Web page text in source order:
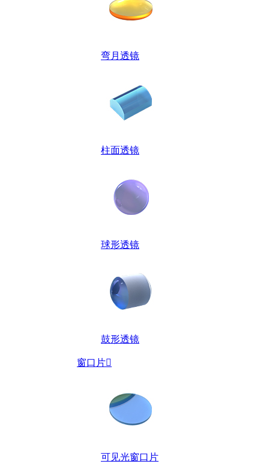
弯月透镜
柱面透镜
球形透镜
鼓形透镜
窗口片
可见光窗口片